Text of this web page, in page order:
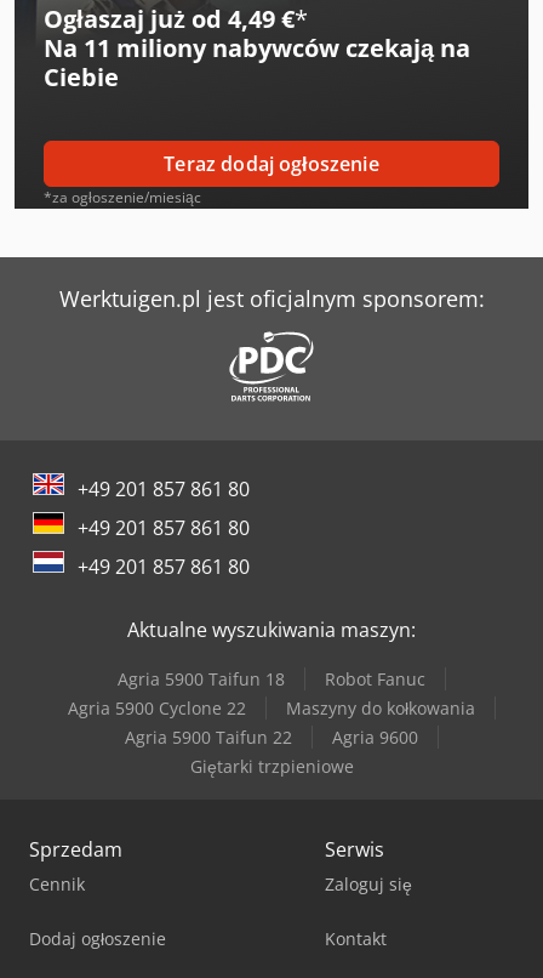
Ogłaszaj już od 4,49 €*
Na 11 miliony nabywców czekają na
Ciebie
Teraz dodaj ogłoszenie
*za ogłoszenie/miesiąc
Werktuigen.pl jest oficjalnym sponsorem:
+49 201 857 861 80
+49 201 857 861 80
+49 201 857 861 80
Aktualne wyszukiwania maszyn:
Agria 5900 Taifun 18
Robot Fanuc
Agria 5900 Cyclone 22
Maszyny do kołkowania
Agria 5900 Taifun 22
Agria 9600
Giętarki trzpieniowe
Sprzedam
Cennik
Dodaj ogłoszenie
Serwis
Zaloguj się
Kontakt